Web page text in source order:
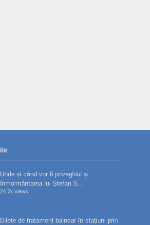
Unde și când vor fi priveghiul și
înmormântarea lui Ștefan S...
24.7k views
Bilete de tratament balnear în stațiuni prin